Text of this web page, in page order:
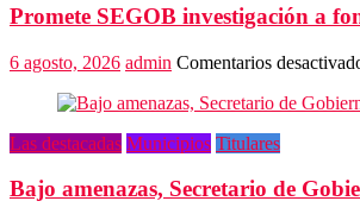
Promete SEGOB investigación a
6 agosto, 2026 admin Comentarios
Las destacadas Municipios Titulares
Bajo amenazas, Secretario de